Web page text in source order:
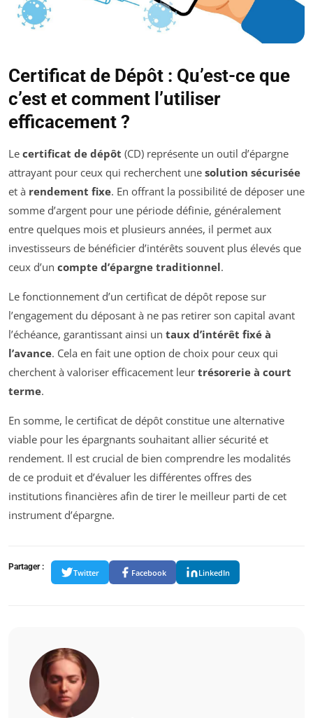
Certificat de Dépôt : Qu’est-ce que
c’est et comment l’utiliser
efficacement ?
Le certificat de dépôt (CD) représente un outil d’épargne
attrayant pour ceux qui recherchent une solution sécurisée
et à rendement fixe. En offrant la possibilité de déposer une
somme d’argent pour une période définie, généralement
entre quelques mois et plusieurs années, il permet aux
investisseurs de bénéficier d’intérêts souvent plus élevés que
ceux d’un compte d’épargne traditionnel.
Le fonctionnement d’un certificat de dépôt repose sur
l’engagement du déposant à ne pas retirer son capital avant
l’échéance, garantissant ainsi un taux d’intérêt fixé à
l’avance. Cela en fait une option de choix pour ceux qui
cherchent à valoriser efficacement leur trésorerie à court
terme.
En somme, le certificat de dépôt constitue une alternative
viable pour les épargnants souhaitant allier sécurité et
rendement. Il est crucial de bien comprendre les modalités
de ce produit et d’évaluer les différentes offres des
institutions financières afin de tirer le meilleur parti de cet
instrument d’épargne.
Partager :
Twitter Facebook LinkedIn